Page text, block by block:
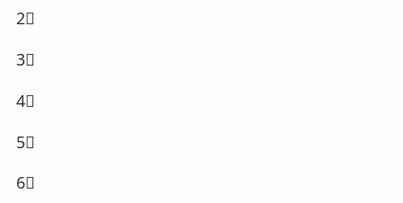
2⃣
3⃣
4⃣
5⃣
6⃣